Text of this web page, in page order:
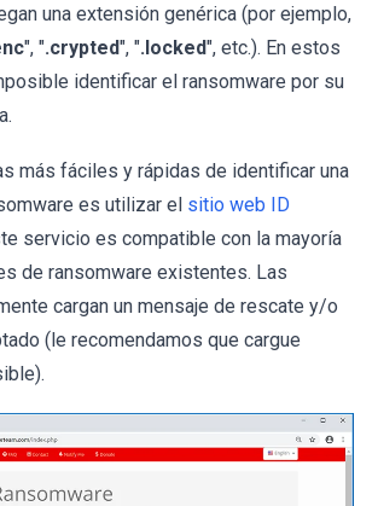
una extensión genérica (por ejemplo,
", ".crypted", ".locked", etc.). En estos
identificar el ransomware por su
más fáciles y rápidas de identificar una
es utilizar el sitio web ID
servicio es compatible con la mayoría
de ransomware existentes. Las
cargan un mensaje de rescate y/o
(le recomendamos que cargue